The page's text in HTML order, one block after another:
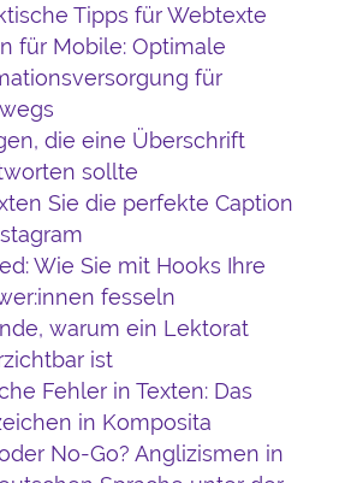
Tipps für Webtexte
für Mobile: Optimale
für
die eine Überschrift
sollte
Sie die perfekte Caption
Wie Sie mit Hooks Ihre
fesseln
warum ein Lektorat
ist
Fehler in Texten: Das
in Komposita
No-Go? Anglizismen in